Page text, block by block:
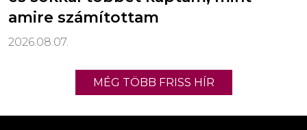
amire számítottam
2026.08.07.
MÉG TÖBB FRISS HÍR